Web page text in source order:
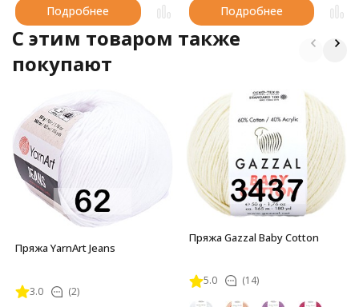
Подробнее Подробнее
C этим товаром также
покупают
Пряжа YarnArt Jeans
3.0 (2)
Пряжа Gazzal Baby Cotton
5.0 (14)